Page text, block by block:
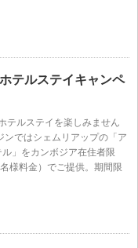
テルステイキャンペ
テルステイを楽しみません
ンではシェムリアップの「ア
」をカンボジア在住者限
様料金）でご提供。期間限